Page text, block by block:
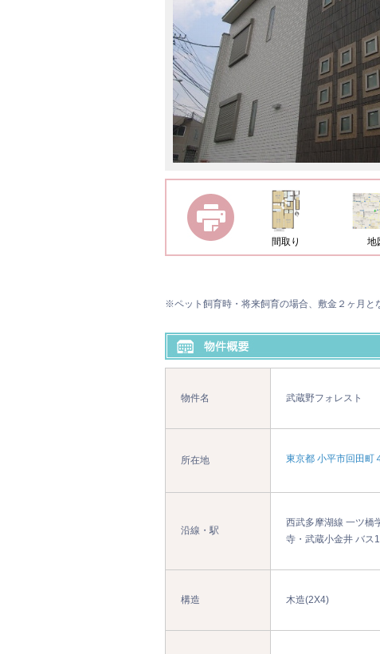
間取り 地
※ペット飼育時・将来飼育の場合、敷金２ヶ月と
物件名 武蔵野フォレスト
所在地 東京都 小平市回田町
沿線・駅
西武多摩湖線 一ツ橋
寺・武蔵小金井 バス
構造 木造(2X4)